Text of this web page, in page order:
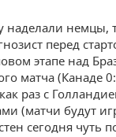
наделали
перед
этапе над
матча
как раз с
(матчи будут
сегодня чуть